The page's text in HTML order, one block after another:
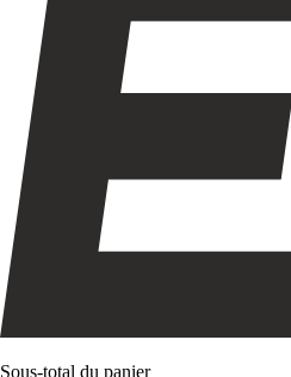
Sous-total du panier